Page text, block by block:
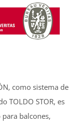
como sistema de
TOLDO STOR, es
balcones,